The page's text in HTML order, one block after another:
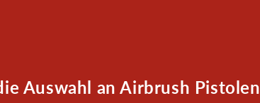
Auswahl an Airbrush Pistolen